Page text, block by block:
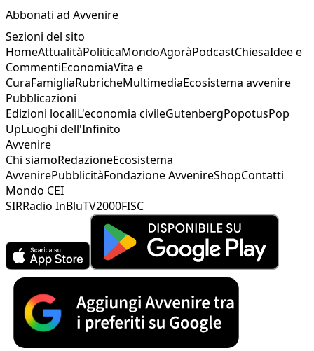
Abbonati ad Avvenire
Sezioni del sito
HomeAttualitàPoliticaMondoAgoràPodcastChiesaIdee e
CommentiEconomiaVita e
CuraFamigliaRubricheMultimediaEcosistema avvenire
Pubblicazioni
Edizioni localiL'economia civileGutenbergPopotusPop
UpLuoghi dell'Infinito
Avvenire
Chi siamoRedazioneEcosistema
AvvenirePubblicitàFondazione AvvenireShopContatti
Mondo CEI
SIRRadio InBluTV2000FISC